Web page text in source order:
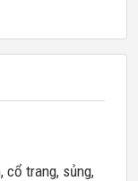
cổ trang, sủng,